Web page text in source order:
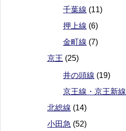
千葉線 (11)
押上線 (6)
金町線 (7)
京王 (25)
井の頭線 (19)
京王線・京王新線
北総線 (14)
小田急 (52)